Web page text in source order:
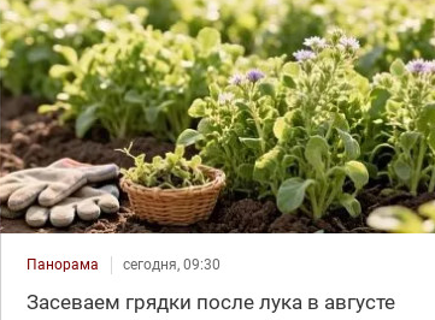
Панорама сегодня, 09:30
Засеваем грядки после лука в августе